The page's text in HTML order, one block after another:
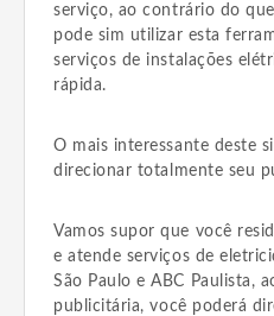
serviço, ao contrário do
pode sim utilizar esta
serviços de instalações
rápida.
O mais interessante deste
direcionar totalmente seu
Vamos supor que você
e atende serviços de
São Paulo e ABC Paulista,
publicitária, você poderá